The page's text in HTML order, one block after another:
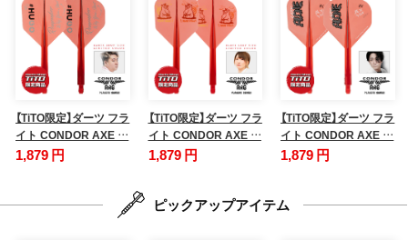
【TiTO限定】ダーツ フラ
イト CONDOR AXE …
1,879 円
【TiTO限定】ダーツ フラ
イト CONDOR AXE …
1,879 円
【TiTO限定】ダーツ フラ
イト CONDOR AXE …
1,879 円
ピックアップアイテム